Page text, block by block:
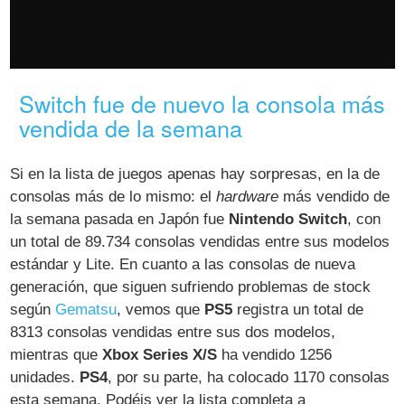
Switch fue de nuevo la consola más
vendida de la semana
Si en la lista de juegos apenas hay sorpresas, en la de
consolas más de lo mismo: elhardware más vendido de
la semana pasada en Japón fue Nintendo Switch, con
un total de 89.734 consolas vendidas entre sus modelos
estándar y Lite. En cuanto a las consolas de nueva
generación, que siguen sufriendo problemas de stock
según Gematsu, vemos que PS5 registra un total de
8313 consolas vendidas entre sus dos modelos,
mientras queXbox Series X/S ha vendido 1256
unidades. PS4, por su parte, ha colocado 1170 consolas
esta semana. Podéis ver la lista completa a